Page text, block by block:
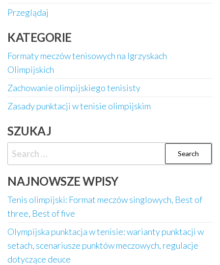
Przeglądaj
KATEGORIE
Formaty meczów tenisowych na Igrzyskach
Olimpijskich
Zachowanie olimpijskiego tenisisty
Zasady punktacji w tenisie olimpijskim
SZUKAJ
Search
for:
NAJNOWSZE WPISY
Tenis olimpijski: Format meczów singlowych, Best of
three, Best of five
Olympijska punktacja w tenisie: warianty punktacji w
setach, scenariusze punktów meczowych, regulacje
dotyczące deuce